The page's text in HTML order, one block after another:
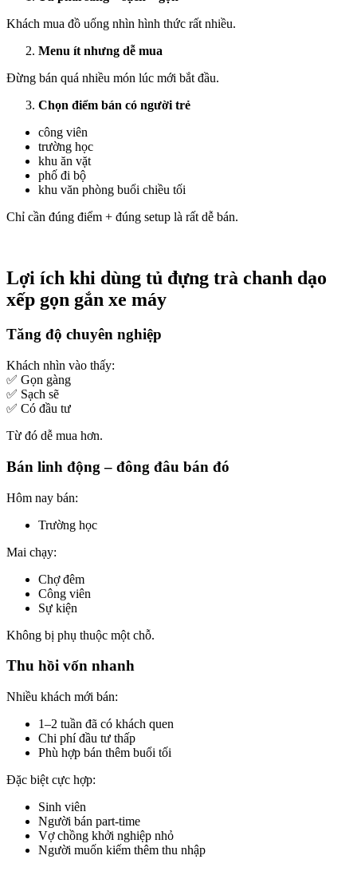
Khách mua đồ uống nhìn hình thức rất nhiều.
Menu ít nhưng dễ mua
Đừng bán quá nhiều món lúc mới bắt đầu.
Chọn điểm bán có người trẻ
công viên
trường học
khu ăn vặt
phố đi bộ
khu văn phòng buổi chiều tối
Chỉ cần đúng điểm + đúng setup là rất dễ bán.
Lợi ích khi dùng tủ đựng trà chanh dạo
xếp gọn gắn xe máy
Tăng độ chuyên nghiệp
Khách nhìn vào thấy:
✅ Gọn gàng
✅ Sạch sẽ
✅ Có đầu tư
Từ đó dễ mua hơn.
Bán linh động – đông đâu bán đó
Hôm nay bán:
Trường học
Mai chạy:
Chợ đêm
Công viên
Sự kiện
Không bị phụ thuộc một chỗ.
Thu hồi vốn nhanh
Nhiều khách mới bán:
1–2 tuần đã có khách quen
Chi phí đầu tư thấp
Phù hợp bán thêm buổi tối
Đặc biệt cực hợp:
Sinh viên
Người bán part-time
Vợ chồng khởi nghiệp nhỏ
Người muốn kiếm thêm thu nhập